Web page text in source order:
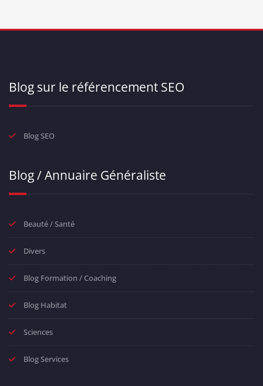
Blog sur le référencement SEO
Blog SEO
Blog / Annuaire Généraliste
Beauté / Santé
Divers
Blog Formation / Coaching
Blog Habitat
Sciences
Blog Services